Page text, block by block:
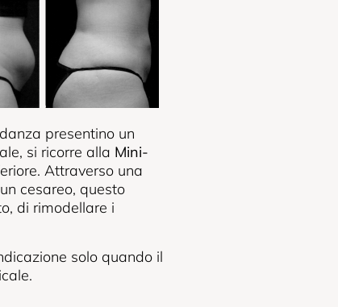
presentino un
si ricorre alla Mini-
Attraverso una
cesareo, questo
di rimodellare i
solo quando il